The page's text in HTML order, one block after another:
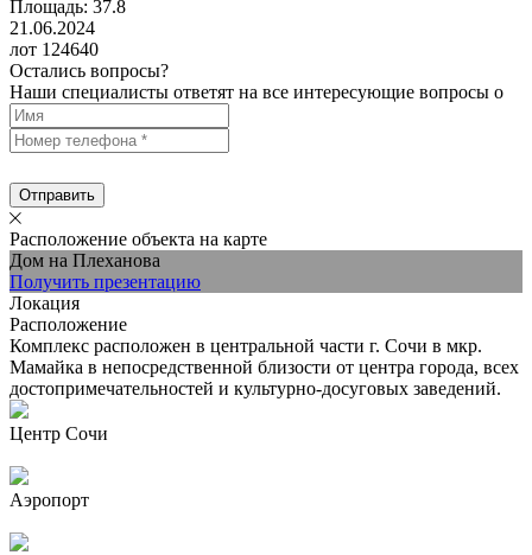
Площадь: 37.8
21.06.2024
лот 124640
Остались вопросы?
Наши специалисты ответят на все интересующие вопросы о
Отправить
Расположение объекта на карте
Дом на Плеханова
Получить презентацию
Локация
Расположение
Комплекс расположен в центральной части г. Сочи в мкр.
Мамайка в непосредственной близости от центра города, всех
достопримечательностей и культурно-досуговых заведений.
Центр Сочи
Аэропорт